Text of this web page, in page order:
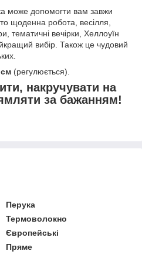
може допомогти вам завжи
щоденна робота, весілля,
тематичні вечірки, Хеллоуїн
вибір. Також це чудовий
(регулюється).
накручувати на
за бажанням!
Перука
Термоволокно
Європейські
Пряме